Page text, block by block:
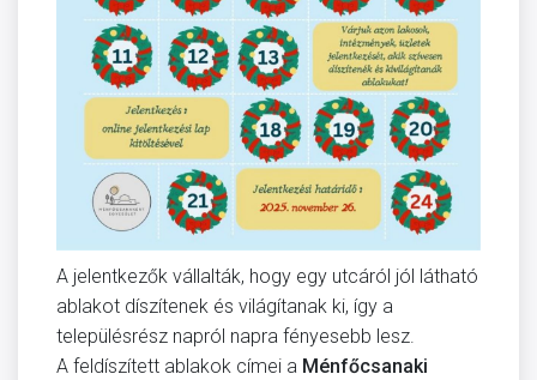
A jelentkezők vállalták, hogy egy utcáról jól látható
ablakot díszítenek és világítanak ki, így a
településrész napról napra fényesebb lesz.
A feldíszített ablakok címei a Ménfőcsanaki